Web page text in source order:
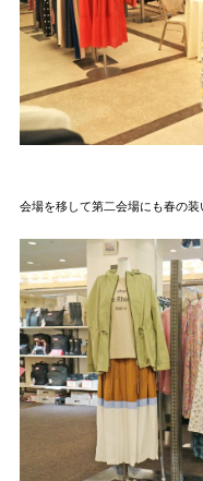
会場を移して第二会場にも春の装